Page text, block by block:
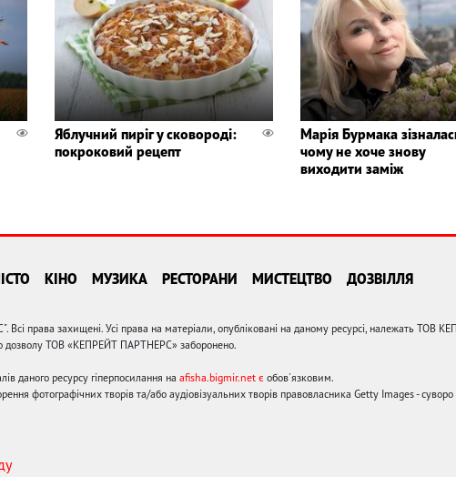
Яблучний пиріг у сковороді:
покроковий рецепт
Марія Бурмака
чому не хоче знову
виходити заміж
КІНО МУЗИКА РЕСТОРАНИ МИСТЕЦТВО ДОЗВІЛЛЯ
права захищені. Усі права на матеріали, опубліковані на даному ресурсі, належать ТОВ
дозволу ТОВ «КЕПРЕЙТ ПАРТНЕРС» заборонено.
даного ресурсу гіперпосилання на afisha.bigmir.net є обов'язковим.
фотографічних творів та/або аудіовізуальних творів правовласника Getty Images - суворо